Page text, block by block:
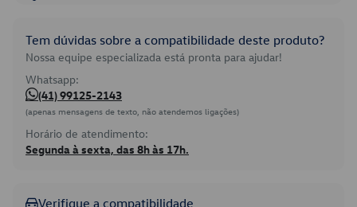
Tem dúvidas sobre a compatibilidade deste produto?
Nossa equipe especializada está pronta para ajudar!
Whatsapp:
(41) 99125-2143
(apenas mensagens de texto, não atendemos ligações)
Horário de atendimento:
Segunda à sexta, das 8h às 17h.
Verifique a compatibilidade